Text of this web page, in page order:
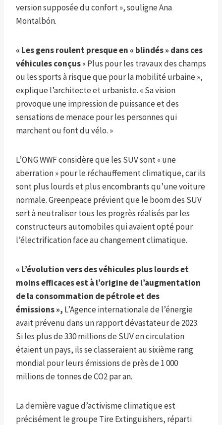
version supposée du confort », souligne Ana
Montalbón.
« Les gens roulent presque en « blindés » dans ces
véhicules conçus« Plus pour les travaux des champs
ou les sports à risque que pour la mobilité urbaine »,
explique l’architecte et urbaniste. « Sa vision
provoque une impression de puissance et des
sensations de menace pour les personnes qui
marchent ou font du vélo. »
L’ONG WWF considère que les SUV sont « une
aberration » pour le réchauffement climatique, car ils
sont plus lourds et plus encombrants qu’une voiture
normale. Greenpeace prévient que le boom des SUV
sert à neutraliser tous les progrès réalisés par les
constructeurs automobiles qui avaient opté pour
l’électrification face au changement climatique.
« L’évolution vers des véhicules plus lourds et
moins efficaces est à l’origine de l’augmentation
de la consommation de pétrole et des
émissions », L’Agence internationale de l’énergie
avait prévenu dans un rapport dévastateur de 2023.
Si les plus de 330 millions de SUV en circulation
étaient un pays, ils se classeraient au sixième rang
mondial pour leurs émissions de près de 1 000
millions de tonnes de CO2 par an.
La dernière vague d’activisme climatique est
précisément le groupe Tire Extinguishers, réparti